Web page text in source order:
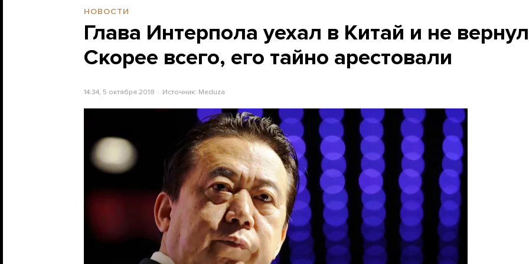
НОВОСТИ
Глава Интерпола уехал в Китай и не
Скорее всего, его тайно арестовали
14:34, 5 октября 2018 Источник: Meduza